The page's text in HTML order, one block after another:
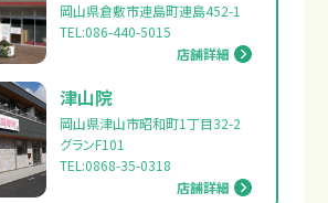
岡山県倉敷市連島町連島452-1
TEL:086-440-5015
店舗詳細
津山院
岡山県津山市昭和町1丁目32-2
グランF101
TEL:0868-35-0318
店舗詳細